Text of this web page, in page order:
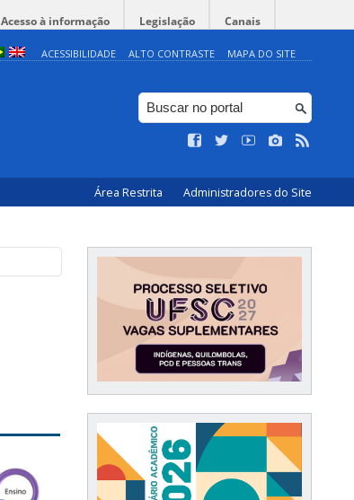
Acesso à informação Legislação Canais
ACESSIBILIDADE ALTO CONTRASTE MAPA DO SITE
Área Restrita Administradores do Site